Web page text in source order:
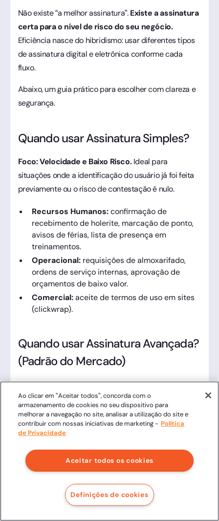
Não existe “a melhor assinatura”.Existe a assinatura
certa para o nível de risco do seu negócio.
Eficiência nasce do hibridismo: usar diferentes tipos
de assinatura digital e eletrônica conforme cada
fluxo.
Abaixo, um guia prático para escolher com clareza e
segurança.
Quando usar Assinatura Simples?
Foco: Velocidade e Baixo Risco.Ideal para
situações onde a identificação do usuário já foi feita
previamente ou o risco de contestação é nulo.
Recursos Humanos:confirmação de
recebimento de holerite, marcação de ponto,
avisos de férias, lista de presença em
treinamentos.
Operacional: requisições de almoxarifado,
ordens de serviço internas, aprovação de
orçamentos de baixo valor.
Comercial:aceite de termos de uso em sites
(clickwrap).
Quando usar Assinatura Avançada?
(Padrão do Mercado)
Foco: Segurança Jurídica, Rastreabilidade e
Experiência do Cliente.É a escolha para 90% dos
contratos privados, pois não exige que o signatário
tenha certificado digital (o que poderia travar a
venda), mas coleta evidências robustas de autoria.
Vendas e Serviços:contratos de prestação
de serviços, propostas comerciais, adesão a
planos de saúde ou seguros.
Imobiliário:contratos de locação (sem fiador
ou com seguro-fiança), vistorias de
Ao clicar em "Aceitar todos", concorda com o
armazenamento de cookies no seu dispositivo para
melhorar a navegação no site, analisar a utilização do site e
contribuir com nossas iniciativas de marketing - Política
de Privacidade
Aceitar todos os cookies
Definições de cookies